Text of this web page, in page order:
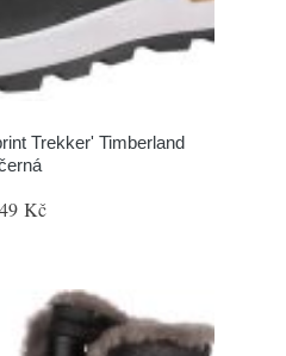
Trekker' Timberland
Kč